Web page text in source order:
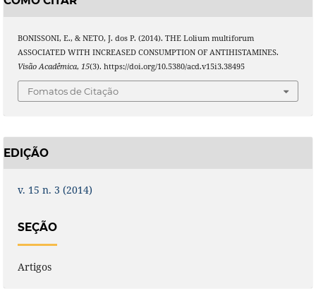
BONISSONI, E., & NETO, J. dos P. (2014). THE Lolium multiforum
ASSOCIATED WITH INCREASED CONSUMPTION OF ANTIHISTAMINES.
Visão Acadêmica, 15(3). https://doi.org/10.5380/acd.v15i3.38495
Fomatos de Citação
EDIÇÃO
v. 15 n. 3 (2014)
SEÇÃO
Artigos